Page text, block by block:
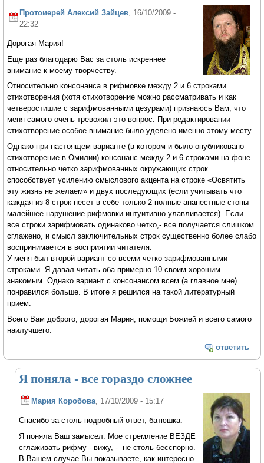
Протоиерей Алексий Зайцев, 16/10/2009 -
22:32
Дорогая Мария!
Еще раз благодарю Вас за столь искреннее
внимание к моему творчеству.
Относительно консонанса в рифмовке между 2 и 6 строками
стихотворения (хотя стихотворение можно рассматривать и как
четверостишие с зарифмованными цезурами) признаюсь Вам, что
меня самого очень тревожил это вопрос. При редактировании
стихотворение особое внимание было уделено именно этому месту.
Однако при настоящем варианте (в котором и было опубликовано
стихотворение в Омилии) консонанс между 2 и 6 строками на фоне
относительно четко зарифмованных окружающих строк
способствует усилению смыслового акцента на строке «Освятить
эту жизнь не желаем» и двух последующих (если учитывать что
каждая из 8 строк несет в себе только 2 полные анапестные стопы –
малейшее нарушение рифмовки интуитивно улавливается). Если
все строки зарифмовать одинаково четко,- все получается слишком
сглажено, и смысл заключительных строк существенно более слабо
воспринимается в восприятии читателя.
У меня был второй вариант со всеми четко зарифмованными
строками. Я давал читать оба примерно 10 своим хорошим
знакомым. Однако вариант с консонансом всем (а главное мне)
понравился больше. В итоге я решился на такой литературный
прием.
Всего Вам доброго, дорогая Мария, помощи Божией и всего самого
наилучшего.
ответить
Я поняла - все гораздо сложнее
Мария Коробова, 17/10/2009 - 15:17
Спасибо за столь подробный ответ, батюшка.
Я поняла Ваш замысел. Мое стремление ВЕЗДЕ
сглаживать рифму - вижу, - не столь бесспорно.
В Вашем случае Вы показываете, как интересно